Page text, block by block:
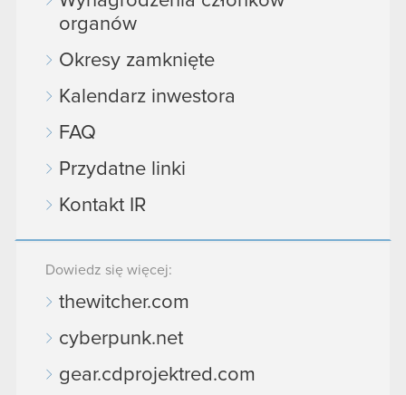
organów
Okresy zamknięte
Kalendarz inwestora
FAQ
Przydatne linki
Kontakt IR
Dowiedz się więcej:
thewitcher.com
cyberpunk.net
gear.cdprojektred.com